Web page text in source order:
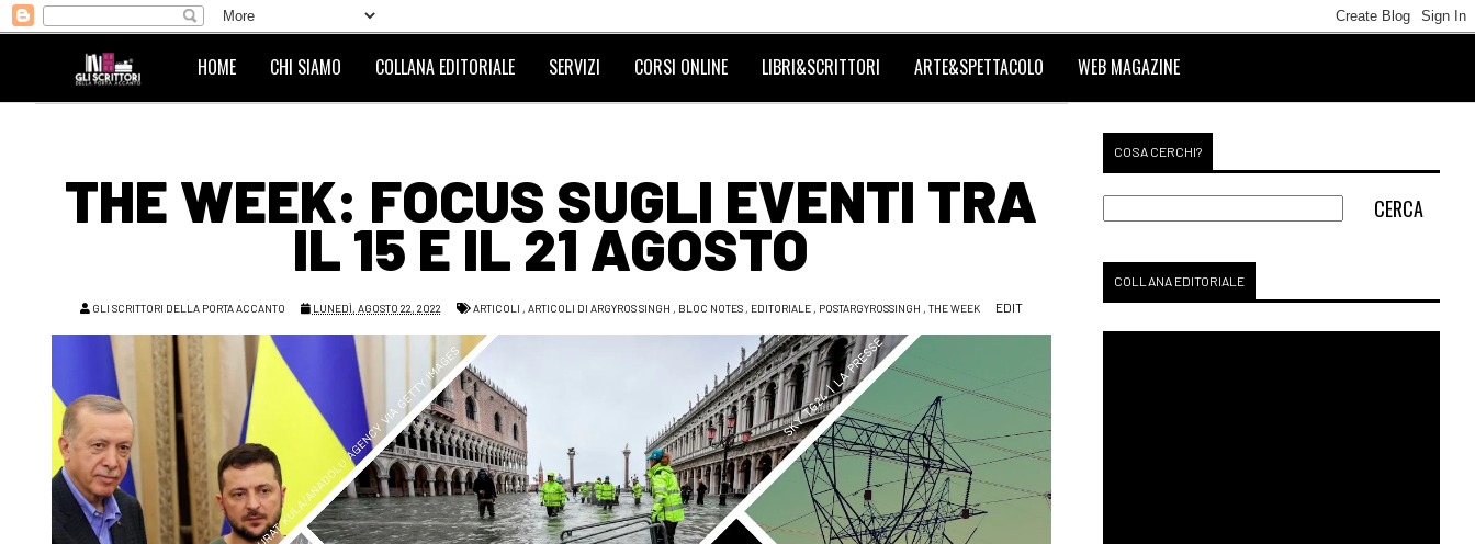
HOME CHI SIAMO COLLANA EDITORIALE SERVIZI CORSI ONLINE LIBRI&SCRITTORI ARTE&SPETTACOLO WEB MAGAZINE
THE WEEK: FOCUS SUGLI EVENTI TRA
IL 15 E IL 21 AGOSTO
GLI SCRITTORI DELLA PORTA ACCANTO LUNEDÌ, AGOSTO 22, 2022 ARTICOLI , ARTICOLI DI ARGYROS SINGH , BLOC NOTES, EDITORIALE, POSTARGYROSSINGH , THE WEEK EDIT
COSA CERCHI?
COLLANA EDITORIALE